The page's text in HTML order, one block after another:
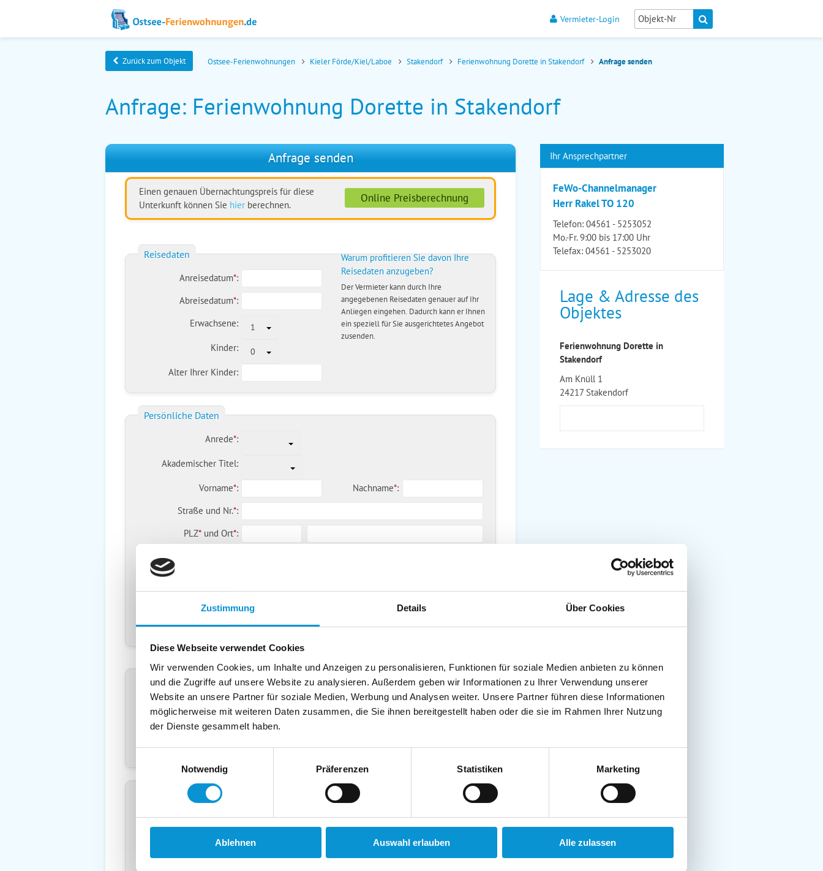
Zustimmung Details Über Cookies
Diese Webseite verwendet Cookies
Wir verwenden Cookies, um Inhalte und Anzeigen zu personalisieren, Funktionen für soziale Medien anbieten zu können
und die Zugriffe auf unsere Website zu analysieren. Außerdem geben wir Informationen zu Ihrer Verwendung unserer
Website an unsere Partner für soziale Medien, Werbung und Analysen weiter. Unsere Partner führen diese Informationen
möglicherweise mit weiteren Daten zusammen, die Sie ihnen bereitgestellt haben oder die sie im Rahmen Ihrer Nutzung
der Dienste gesammelt haben.
Notwendig
Präferenzen Statistiken Marketing
Ablehnen Auswahl erlauben Alle zulassen
Vermieter-Login
Zurück zum Objekt Ostsee-Ferienwohnungen Kieler Förde/Kiel/Laboe Stakendorf Ferienwohnung Dorette in Stakendorf Anfrage senden
Anfrage: Ferienwohnung Dorette in Stakendorf
Anfrage senden
Einen genauen Übernachtungspreis für diese
Unterkunft können Sie hier berechnen.
Online Preisberechnung
Reisedaten
Anreisedatum*:
Abreisedatum*:
Erwachsene:
1
Kinder: 0
Alter Ihrer Kinder:
Warum profitieren Sie davon Ihre
Reisedaten anzugeben?
Der Vermieter kann durch Ihre
angegebenen Reisedaten genauer auf Ihr
Anliegen eingehen. Dadurch kann er Ihnen
ein speziell für Sie ausgerichtetes Angebot
zusenden.
Persönliche Daten
Anrede*:
Akademischer Titel:
Vorname*: Nachname*:
Straße und Nr.*:
PLZ* und Ort*:
Mobil:
E-Mail:
Freier Kommentar an Vermieter
Kopie der Nachricht per Mail zusenden
Ich habe dieDatenschutzhinweisegelesen und bin damit einverstanden.
Ostsee-Ferienwohnungen.de erhebt, verarbeitet und nutzt Ihre personenbezogenen
Ihr Ansprechpartner
FeWo-Channelmanager
Herr Rakel TO 120
Telefon: 04561 - 5253052
Mo.-Fr. 9:00 bis 17:00 Uhr
Telefax: 04561 - 5253020
Lage & Adresse des
Objektes
Ferienwohnung Dorette in
Stakendorf
Am Knüll 1
24217 Stakendorf